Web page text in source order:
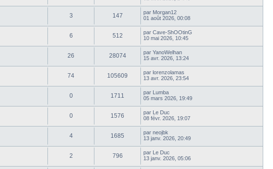
3 147 par Morgan12
01 août 2026, 00:08
6 512 par Cave-ShOOtinG
10 mai 2026, 10:45
26 28074 par YanoWelhan
15 avr. 2026, 13:24
74 105609 par lorenzolamas
13 avr. 2026, 23:54
0 1711 par Lumba
05 mars 2026, 19:49
0 1576 par Le Duc
08 févr. 2026, 19:07
4 1685 par neojbk
13 janv. 2026, 20:49
2 796 par Le Duc
13 janv. 2026, 05:06